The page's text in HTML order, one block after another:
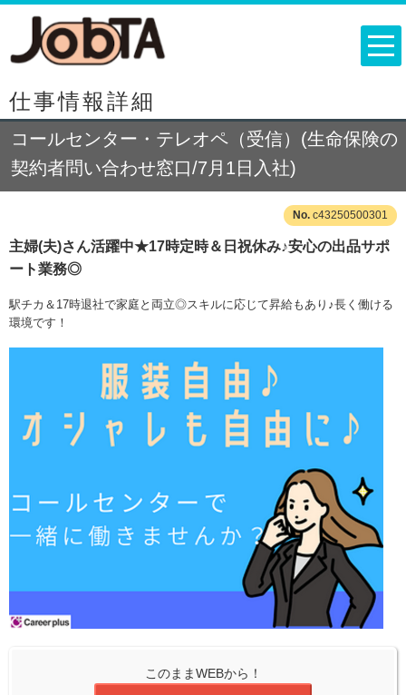
仕事情報詳細
コールセンター・テレオペ（受信）(生命保険の
契約者問い合わせ窓口/7月1日入社)
c43250500301
主婦(夫)さん活躍中★17時定時＆日祝休み♪安心の出品サポ
ート業務◎
駅チカ＆17時退社で家庭と両立◎スキルに応じて昇給もあり♪長く働ける
環境です！
このままWEBから！